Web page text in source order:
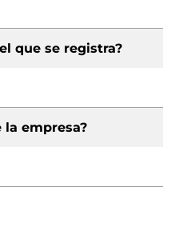
que se registra?
la empresa?